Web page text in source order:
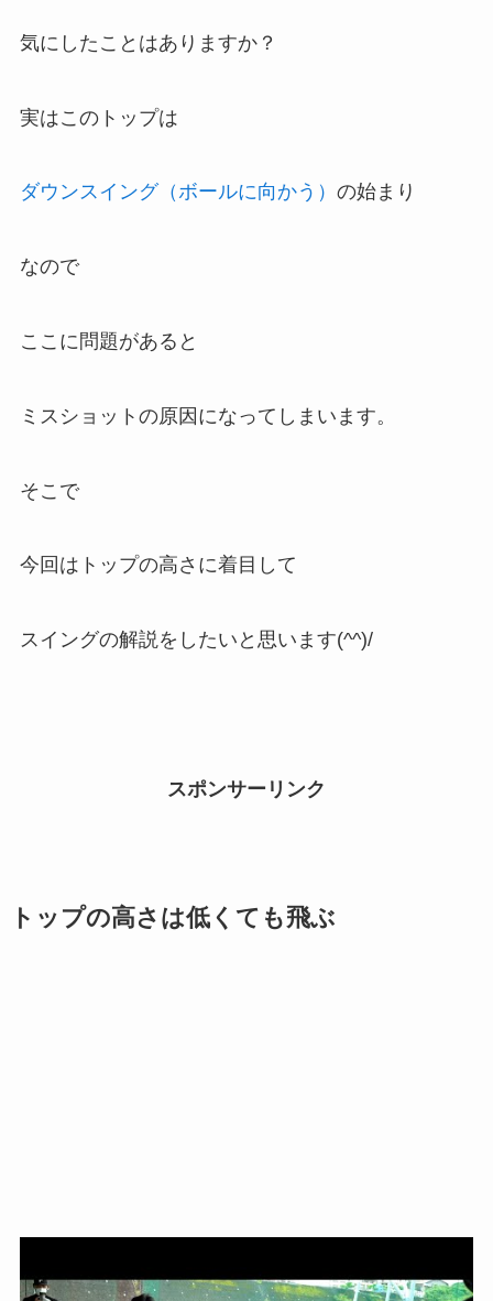
気にしたことはありますか？
実はこのトップは
ダウンスイング（ボールに向かう） の始まり
なので
ここに問題があると
ミスショットの原因になってしまいます。
そこで
今回はトップの高さに着目して
スイングの解説をしたいと思います(^^)/
スポンサーリンク
トップの高さは低くても飛ぶ